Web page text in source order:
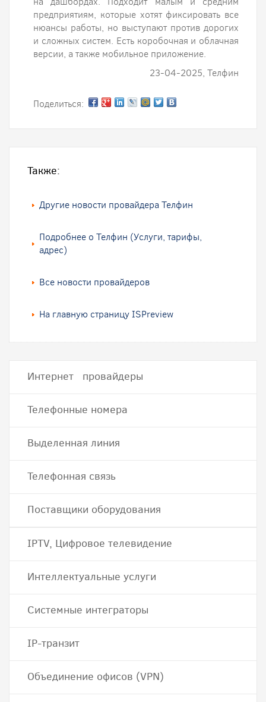
предприятиям, которые хотят фиксировать все
нюансы работы, но выступают против дорогих
и сложных систем. Есть коробочная и облачная
версии, а также мобильное приложение.
23-04-2025, Телфин
Поделиться:
Также:
Другие новости провайдера Телфин
Подробнее о Телфин (Услуги, тарифы,
адрес)
Все новости провайдеров
На главную страницу ISPreview
Интернет провайдеры
Телефонные номера
Выделенная линия
Телефонная связь
Поставщики оборудования
IPTV, Цифровое телевидение
Интеллектуальные услуги
Системные интеграторы
IP-транзит
Объединение офисов (VPN)